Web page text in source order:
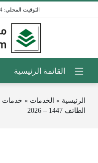
الرئيسية » الخدمات » خدمات
الطائف 1447 – 2026